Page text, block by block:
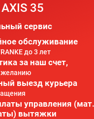
35
сервис
обслуживание
до 3 лет
за наш счет,
желанию
выезд курьера
управления
вытяжки